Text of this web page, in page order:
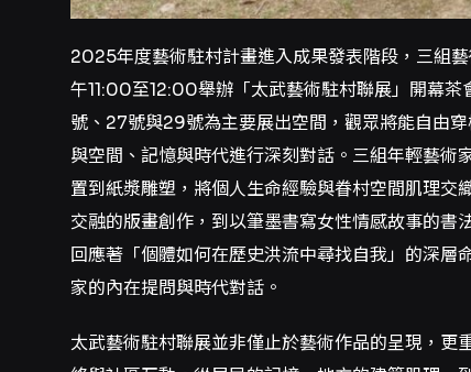
2025年度藝術駐村計畫進入成果發表階段，三組
午11:00至12:00舉辦「太武藝術駐村聯展」開幕
號、27號與29號為主要展出空間，觀眾將能自由
與空間、記憶與時代進行深刻對話。三組年輕藝
置到紙漿雕塑，將個人生命經驗與眷村空間肌理
交融的版畫創作，到以筆墨書寫女性情感故事的
回應著「個體如何在歷史洪流中尋找自我」的深
家的內在提問與時代對話。
太武藝術駐村聯展並非僅止於藝術作品的呈現，更